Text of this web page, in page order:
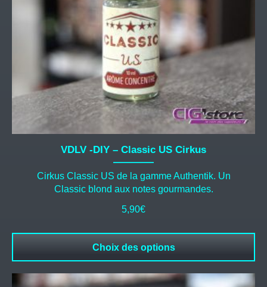
VDLV -DIY – Classic US Cirkus
Cirkus Classic US de la gamme Authentik. Un
Classic blond aux notes gourmandes.
5,90€
Choix des options